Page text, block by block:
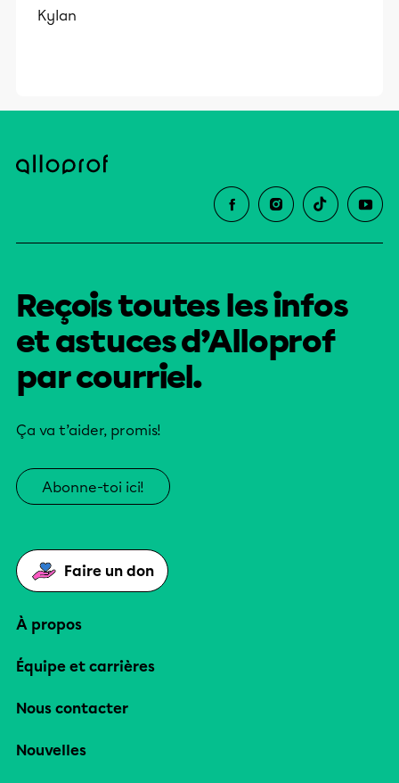
Kylan
Reçois toutes les infos
et astuces d’Alloprof
par courriel.
Ça va t’aider, promis!
Abonne-toi ici!
Faire un don
À propos
Équipe et carrières
Nous contacter
Nouvelles